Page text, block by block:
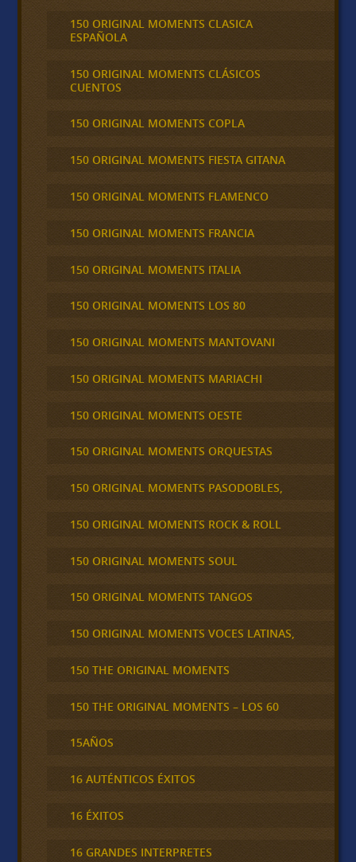
150 ORIGINAL MOMENTS CLASICA
ESPAÑOLA
150 ORIGINAL MOMENTS CLÁSICOS
CUENTOS
150 ORIGINAL MOMENTS COPLA
150 ORIGINAL MOMENTS FIESTA GITANA
150 ORIGINAL MOMENTS FLAMENCO
150 ORIGINAL MOMENTS FRANCIA
150 ORIGINAL MOMENTS ITALIA
150 ORIGINAL MOMENTS LOS 80
150 ORIGINAL MOMENTS MANTOVANI
150 ORIGINAL MOMENTS MARIACHI
150 ORIGINAL MOMENTS OESTE
150 ORIGINAL MOMENTS ORQUESTAS
150 ORIGINAL MOMENTS PASODOBLES,
150 ORIGINAL MOMENTS ROCK & ROLL
150 ORIGINAL MOMENTS SOUL
150 ORIGINAL MOMENTS TANGOS
150 ORIGINAL MOMENTS VOCES LATINAS,
150 THE ORIGINAL MOMENTS
150 THE ORIGINAL MOMENTS – LOS 60
15AÑOS
16 AUTÉNTICOS ÉXITOS
16 ÉXITOS
16 GRANDES INTERPRETES